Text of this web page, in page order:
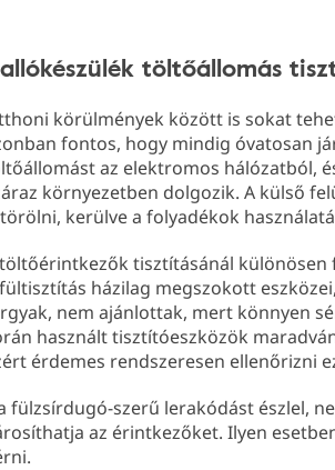
töltőállomás
körülmények között is sokat
fontos, hogy mindig óvatosan
az elektromos hálózatból,
környezetben dolgozik. A külső
kerülve a folyadékok
tisztításánál
házilag megszokott
nem ajánlottak, mert könnyen
használt tisztítóeszközök
érdemes rendszeresen ellenőrizni
fülzsírdugó-szerű lerakódást észlel,
az érintkezőket. Ilyen